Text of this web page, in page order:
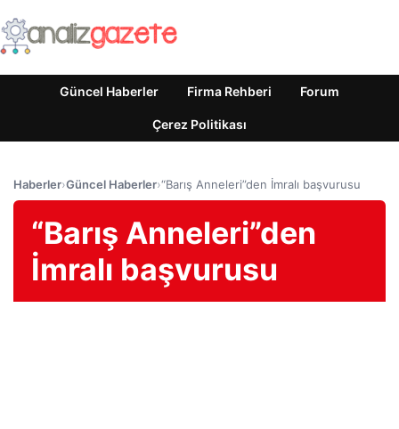
Güncel Haberler Firma Rehberi Forum
Çerez Politikası
Haberler›Güncel Haberler›“Barış Anneleri”den İmralı başvurusu
“Barış Anneleri”den
İmralı başvurusu